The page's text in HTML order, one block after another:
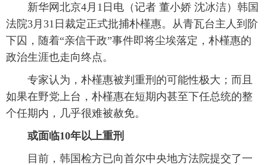
新华网北京4月1日电（记者 董小娇 沈冰洁）韩国
法院3月31日裁定正式批捕朴槿惠。从青瓦台主人到阶
下囚，随着“亲信干政”事件即将尘埃落定，朴槿惠的
政治生涯也走向终点。
专家认为，朴槿惠被判重刑的可能性极大；而且
如果在野党上台，朴槿惠在短期内甚至下任总统的整
个任期内，几乎很难被赦免。
或面临10年以上重刑
目前，韩国检方已向首尔中央地方法院提交了一